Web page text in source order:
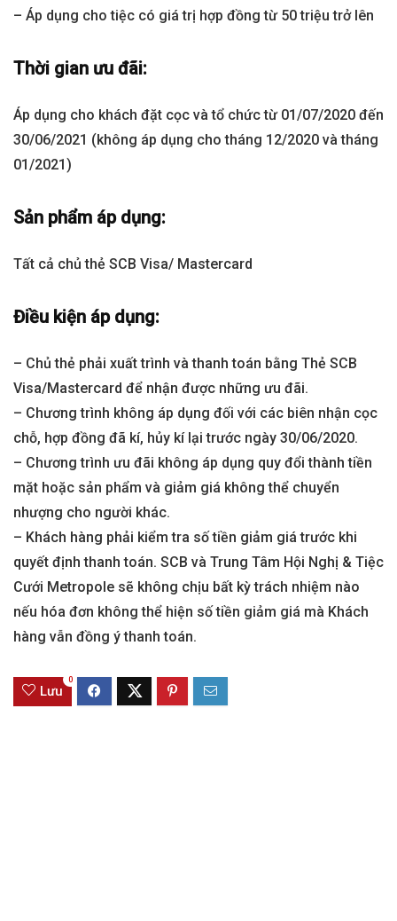
– Áp dụng cho tiệc có giá trị hợp đồng từ 50 triệu trở lên
Thời gian ưu đãi:
Áp dụng cho khách đặt cọc và tổ chức từ 01/07/2020 đến
30/06/2021 (không áp dụng cho tháng 12/2020 và tháng
01/2021)
Sản phẩm áp dụng:
Tất cả chủ thẻ SCB Visa/ Mastercard
Điều kiện áp dụng:
– Chủ thẻ phải xuất trình và thanh toán bằng Thẻ SCB
Visa/Mastercard để nhận được những ưu đãi.
– Chương trình không áp dụng đối với các biên nhận cọc
chỗ, hợp đồng đã kí, hủy kí lại trước ngày 30/06/2020.
– Chương trình ưu đãi không áp dụng quy đổi thành tiền
mặt hoặc sản phẩm và giảm giá không thể chuyển
nhượng cho người khác.
– Khách hàng phải kiểm tra số tiền giảm giá trước khi
quyết định thanh toán. SCB và Trung Tâm Hội Nghị & Tiệc
Cưới Metropole sẽ không chịu bất kỳ trách nhiệm nào
nếu hóa đơn không thể hiện số tiền giảm giá mà Khách
hàng vẫn đồng ý thanh toán.
Lưu
0